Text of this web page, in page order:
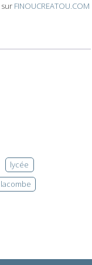
sur FINOUCREATOU.COM
lycée